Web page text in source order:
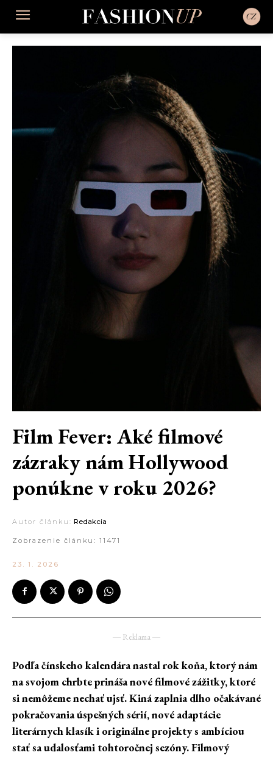
Film Fever: Aké filmové
zázraky nám Hollywood
ponúkne v roku 2026?
Autor článku: Redakcia
Zobrazenie článku: 11471
23. 1. 2026
― Reklama ―
Podľa čínskeho kalendára nastal rok koňa, ktorý nám
na svojom chrbte prináša nové filmové zážitky, ktoré
si nemôžeme nechať ujsť. Kiná zaplnia dlho očakávané
pokračovania úspešných sérií, nové adaptácie
literárnych klasík i originálne projekty s ambíciou
stať sa udalosťami tohtoročnej sezóny. Filmový